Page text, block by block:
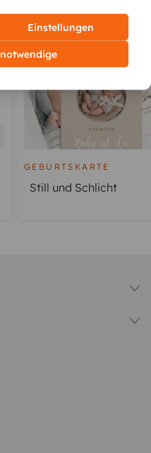
AUCH
GEBURTSKARTE
Still und Schlicht
Einstellungen